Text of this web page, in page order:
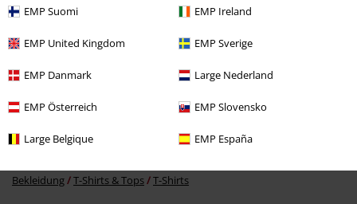
EMP Suomi EMP Ireland
EMP United Kingdom EMP Sverige
EMP Danmark Large Nederland
EMP Österreich EMP Slovensko
Large Belgique EMP España
Kommentar jetzt abschicken!
Bekleidung T-Shirts & Tops T-Shirts